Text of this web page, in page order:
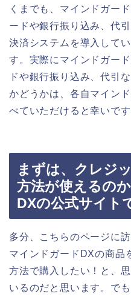
くまでも、マインドガー
ードや銀行振り込み、代
決済システムを導入して
す。実際にマインドガー
ドや銀行振り込み、代引
かどうかは、各自マイン
べていただけると幸いです
まずは、クレジ
方法が使えるの
DXの公式サイト
多分、こちらのページに
マインドガードDXの商品
方法で購入したい！と、
いるのだと思います。でも